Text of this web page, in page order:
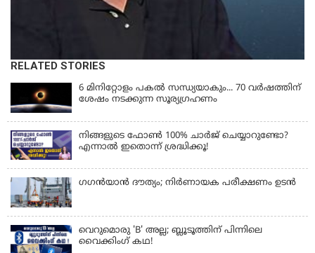
RELATED STORIES
6 മിനിറ്റോളം പകൽ സന്ധ്യയാകും... 70 വർഷത്തിന്
ശേഷം നടക്കുന്ന സൂര്യഗ്രഹണം
നിങ്ങളുടെ ഫോൺ 100% ചാർജ് ചെയ്യാറുണ്ടോ?
എന്നാൽ ഇതൊന്ന് ശ്രദ്ധിക്കൂ!
ഗഗന്‍യാന്‍ ദൗത്യം; നിര്‍ണായക പരീക്ഷണം ഉടന്‍
വെറുമൊരു 'B' അല്ല; ബ്ലൂടൂത്തിന് പിന്നിലെ
വൈക്കിംഗ് കഥ!